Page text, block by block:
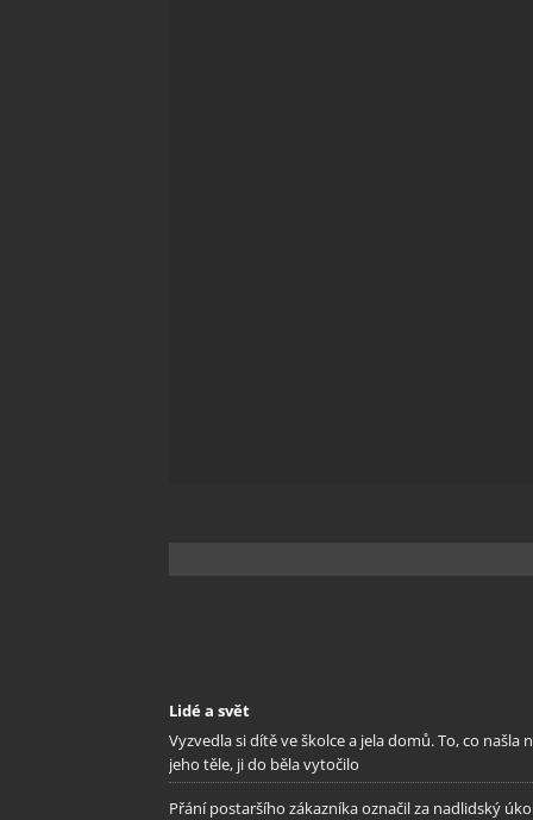
Lidé a svět
Vyzvedla si dítě ve školce a jela domů. To, co našla
jeho těle, ji do běla vytočilo
Přání postaršího zákazníka označil za nadlidský